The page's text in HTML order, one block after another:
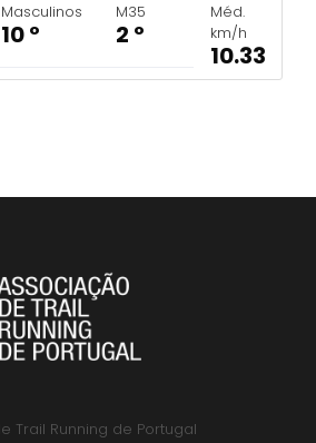
Masculinos
10 º
M35
2 º
Méd.
km/h
10.33
Trail Running de Portugal